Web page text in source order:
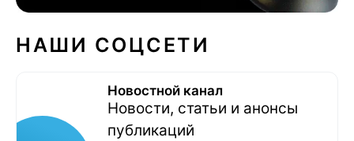
НАШИ СОЦСЕТИ
Новостной канал
Новости, статьи и анонсы
публикаций